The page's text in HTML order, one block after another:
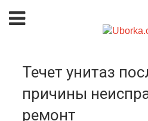
Течет унитаз
причины
ремонт